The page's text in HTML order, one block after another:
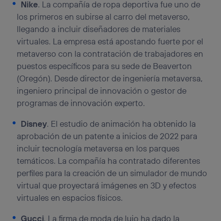
Nike. La compañía de ropa deportiva fue uno de
los primeros en subirse al carro del metaverso,
llegando a incluir diseñadores de materiales
virtuales. La empresa está apostando fuerte por el
metaverso con la contratación de trabajadores en
puestos específicos para su sede de Beaverton
(Oregón). Desde director de ingeniería metaversa,
ingeniero principal de innovación o gestor de
programas de innovación experto.
Disney. El estudio de animación ha obtenido la
aprobación de un patente a inicios de 2022 para
incluir tecnología metaversa en los parques
temáticos. La compañía ha contratado diferentes
perfiles para la creación de un simulador de mundo
virtual que proyectará imágenes en 3D y efectos
virtuales en espacios físicos.
Gucci. La firma de moda de lujo ha dado la
el marketing o análisis se realizará en función de las
actividades de navegación de los miembros del hogar
que hayan dado su consentimiento.
Si utilizas datos móviles, el marketing será más
personalizado, ya que se basará únicamente en la
Puedes gestionar los consentimientos Utiq seleccionando
“Administrar Utiq” en la parte inferior de esta página web o
visitando el portal de privacidad de Utiq
(“consenthub”). Para más información, consulta